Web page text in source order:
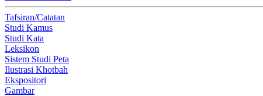
Tafsiran/Catatan
Studi Kamus
Studi Kata
Leksikon
Sistem Studi Peta
Ilustrasi Khotbah
Ekspositori
Gambar